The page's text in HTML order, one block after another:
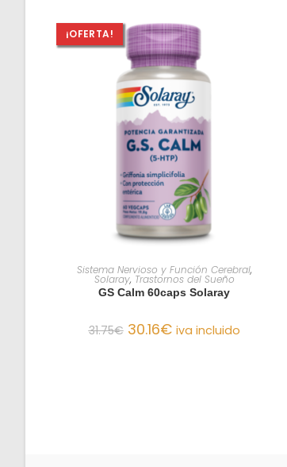
¡OFERTA!
AÑADIR AL CARRITO
Sistema Nervioso y Función Cerebral,
Solaray, Trastornos del Sueño
GS Calm 60caps Solaray
31.75€ 30.16€ iva incluido